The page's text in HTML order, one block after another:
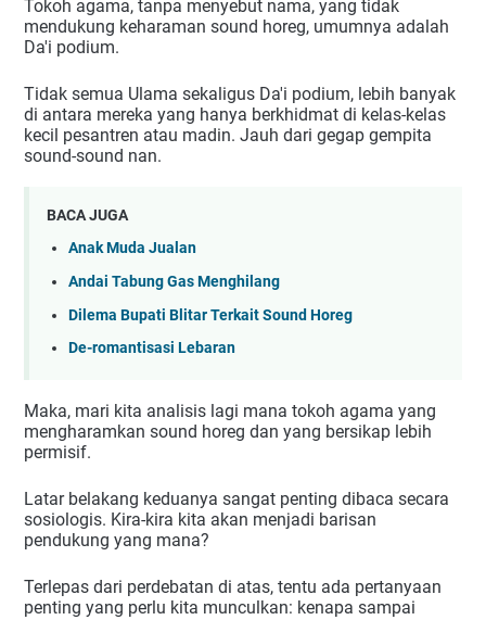
Tokoh agama, tanpa menyebut nama, yang tidak
mendukung keharaman sound horeg, umumnya adalah
Da'i podium.
Tidak semua Ulama sekaligus Da'i podium, lebih banyak
di antara mereka yang hanya berkhidmat di kelas-kelas
kecil pesantren atau madin. Jauh dari gegap gempita
sound-sound nan.
BACA JUGA
Anak Muda Jualan
Andai Tabung Gas Menghilang
Dilema Bupati Blitar Terkait Sound Horeg
De-romantisasi Lebaran
Maka, mari kita analisis lagi mana tokoh agama yang
mengharamkan sound horeg dan yang bersikap lebih
permisif.
Latar belakang keduanya sangat penting dibaca secara
sosiologis. Kira-kira kita akan menjadi barisan
pendukung yang mana?
Terlepas dari perdebatan di atas, tentu ada pertanyaan
penting yang perlu kita munculkan: kenapa sampai